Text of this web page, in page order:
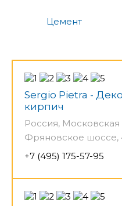
Цемент
Sergio Pietra -
кирпич
Россия,
Фряновское шоссе,
+7 (495) 175-57-95